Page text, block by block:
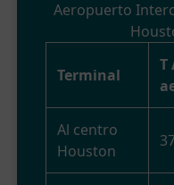
Aeropuerto
Terminal
T
Al centro
Houston